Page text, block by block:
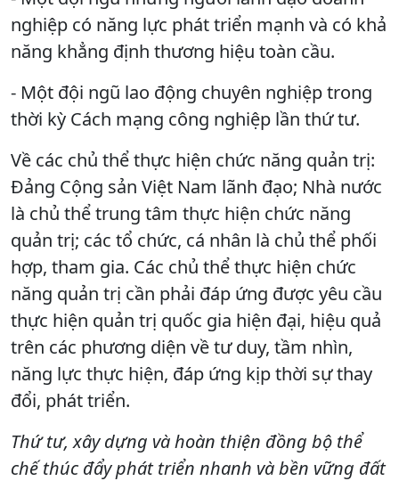
nghiệp có năng lực phát triển mạnh và có khả
năng khẳng định thương hiệu toàn cầu.
- Một đội ngũ lao động chuyên nghiệp trong
thời kỳ Cách mạng công nghiệp lần thứ tư.
Về các chủ thể thực hiện chức năng quản trị:
Đảng Cộng sản Việt Nam lãnh đạo; Nhà nước
là chủ thể trung tâm thực hiện chức năng
quản trị; các tổ chức, cá nhân là chủ thể phối
hợp, tham gia. Các chủ thể thực hiện chức
năng quản trị cần phải đáp ứng được yêu cầu
thực hiện quản trị quốc gia hiện đại, hiệu quả
trên các phương diện về tư duy, tầm nhìn,
năng lực thực hiện, đáp ứng kịp thời sự thay
đổi, phát triển.
Thứ tư, xây dựng và hoàn thiện đồng bộ thể
chế thúc đẩy phát triển nhanh và bền vững đất